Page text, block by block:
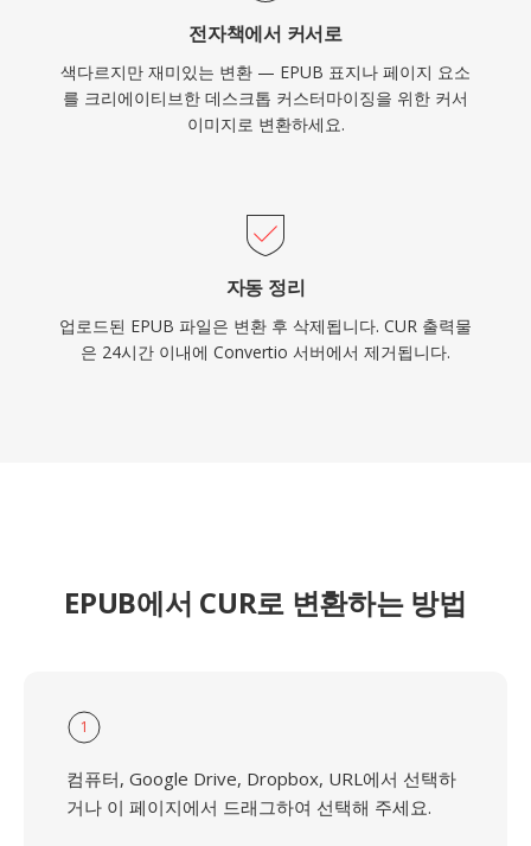
전자책에서 커서로
색다르지만 재미있는 변환 — EPUB 표지나 페이지 요소
를 크리에이티브한 데스크톱 커스터마이징을 위한 커서
이미지로 변환하세요.
자동 정리
업로드된 EPUB 파일은 변환 후 삭제됩니다. CUR 출력물
은 24시간 이내에 Convertio 서버에서 제거됩니다.
EPUB에서 CUR로 변환하는 방법
1
컴퓨터, Google Drive, Dropbox, URL에서 선택하
거나 이 페이지에서 드래그하여 선택해 주세요.